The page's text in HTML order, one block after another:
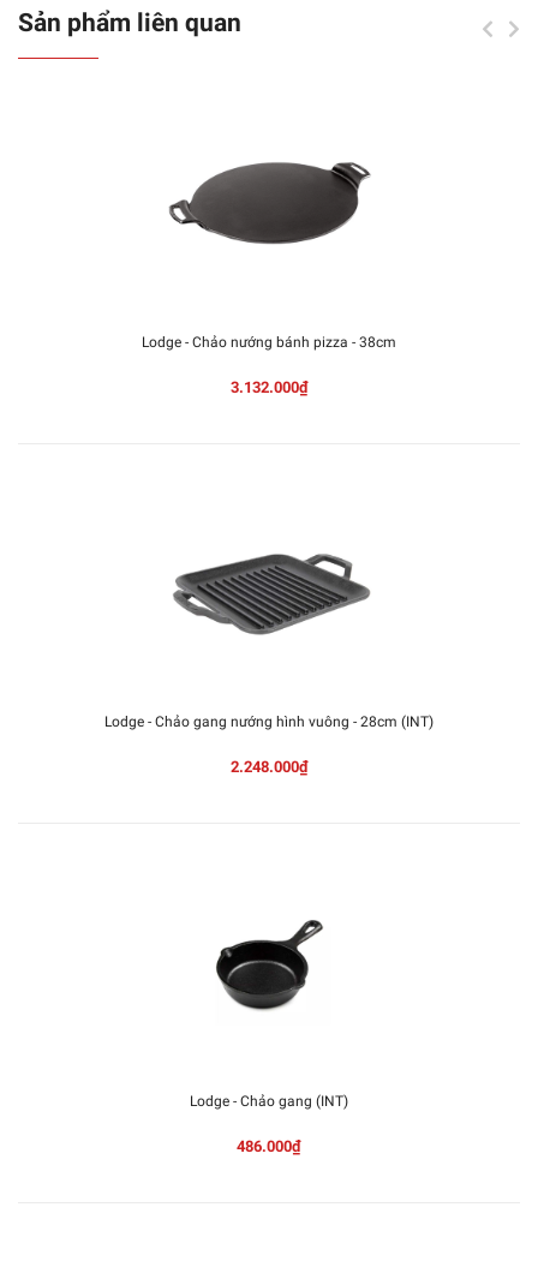
Sản phẩm liên quan
Lodge - Chảo nướng bánh pizza - 38cm
3.132.000₫
Lodge - Chảo gang nướng hình vuông - 28cm (INT)
2.248.000₫
Lodge - Chảo gang (INT)
486.000₫